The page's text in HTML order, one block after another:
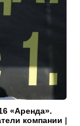
«Аренда».
компании |